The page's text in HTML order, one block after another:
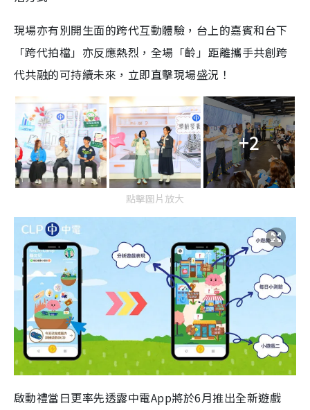
現場亦有別開生面的跨代互動體驗，台上的嘉賓和台下
「跨代拍檔」亦反應熱烈，全場「齡」距離攜手共創跨
代共融的可持續未來，立即直擊現場盛況！
+2
點擊圖片放大
啟動禮當日更率先透露中電App將於6月推出全新遊戲